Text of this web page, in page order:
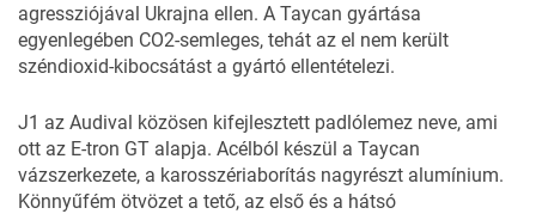
agressziójával Ukrajna ellen. A Taycan gyártása
egyenlegében CO2-semleges, tehát az el nem került
széndioxid-kibocsátást a gyártó ellentételezi.
J1 az Audival közösen kifejlesztett padlólemez neve, ami
ott az E-tron GT alapja. Acélból készül a Taycan
vázszerkezete, a karosszériaborítás nagyrészt alumínium.
Könnyűfém ötvözet a tető, az első és a hátsó